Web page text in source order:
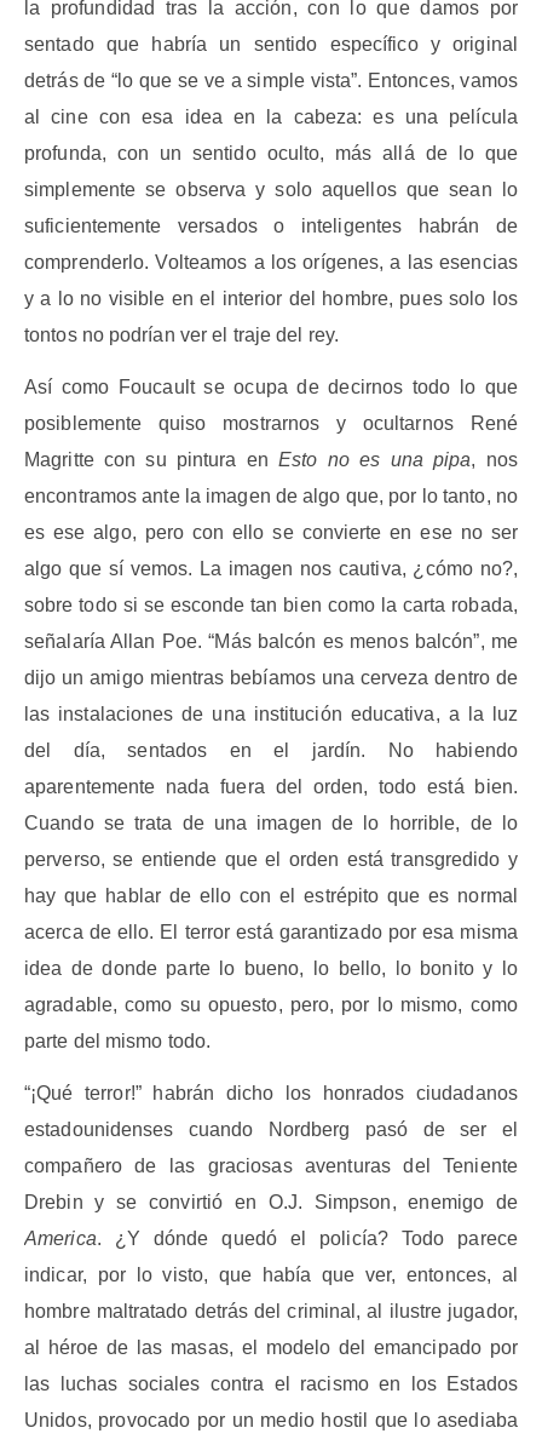
la profundidad tras la acción, con lo que damos por
sentado que habría un sentido específico y original
detrás de “lo que se ve a simple vista”. Entonces, vamos
al cine con esa idea en la cabeza: es una película
profunda, con un sentido oculto, más allá de lo que
simplemente se observa y solo aquellos que sean lo
suficientemente versados o inteligentes habrán de
comprenderlo. Volteamos a los orígenes, a las esencias
y a lo no visible en el interior del hombre, pues solo los
tontos no podrían ver el traje del rey.
Así como Foucault se ocupa de decirnos todo lo que
posiblemente quiso mostrarnos y ocultarnos René
Magritte con su pintura enEsto no es una pipa, nos
encontramos ante la imagen de algo que, por lo tanto, no
es ese algo, pero con ello se convierte en ese no ser
algo que sí vemos. La imagen nos cautiva, ¿cómo no?,
sobre todo si se esconde tan bien como la carta robada,
señalaría Allan Poe. “Más balcón es menos balcón”, me
dijo un amigo mientras bebíamos una cerveza dentro de
las instalaciones de una institución educativa, a la luz
del día, sentados en el jardín. No habiendo
aparentemente nada fuera del orden, todo está bien.
Cuando se trata de una imagen de lo horrible, de lo
perverso, se entiende que el orden está transgredido y
hay que hablar de ello con el estrépito que es normal
acerca de ello. El terror está garantizado por esa misma
idea de donde parte lo bueno, lo bello, lo bonito y lo
agradable, como su opuesto, pero, por lo mismo, como
parte del mismo todo.
“¡Qué terror!” habrán dicho los honrados ciudadanos
estadounidenses cuando Nordberg pasó de ser el
compañero de las graciosas aventuras del Teniente
Drebin y se convirtió en O.J. Simpson, enemigo de
America. ¿Y dónde quedó el policía? Todo parece
indicar, por lo visto, que había que ver, entonces, al
hombre maltratado detrás del criminal, al ilustre jugador,
al héroe de las masas, el modelo del emancipado por
las luchas sociales contra el racismo en los Estados
Unidos, provocado por un medio hostil que lo asediaba